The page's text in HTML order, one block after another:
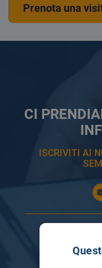
CI
ISCRIVITI AI
Prenota una